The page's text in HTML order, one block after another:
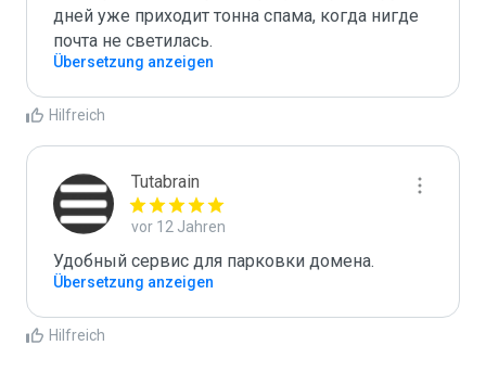
дней уже приходит тонна спама, когда нигде
почта не светилась.
Übersetzung anzeigen
Hilfreich
Tutabrain
vor 12 Jahren
Удобный сервис для парковки домена.
Übersetzung anzeigen
Hilfreich